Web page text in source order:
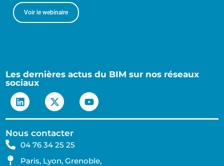
Voir le webinaire
Les dernières actus du BIM sur nos réseaux
sociaux
Nous contacter
04 76 34 25 25
Paris, Lyon, Grenoble,